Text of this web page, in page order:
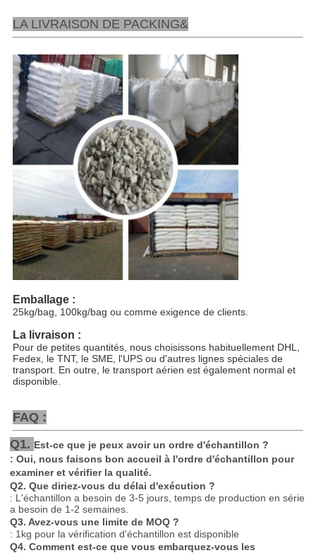
LA LIVRAISON DE PACKING&
Emballage :
25kg/bag, 100kg/bag ou comme exigence de clients.
La livraison :
Pour de petites quantités, nous choisissons habituellement DHL,
Fedex, le TNT, le SME, l'UPS ou d'autres lignes spéciales de
transport. En outre, le transport aérien est également normal et
disponible.
FAQ :
Q1. Est-ce que je peux avoir un ordre d'échantillon ?
: Oui, nous faisons bon accueil à l'ordre d'échantillon pour
examiner et vérifier la qualité.
Q2. Que diriez-vous du délai d'exécution ?
: L'échantillon a besoin de 3-5 jours, temps de production en série
a besoin de 1-2 semaines.
Q3. Avez-vous une limite de MOQ ?
: 1kg pour la vérification d'échantillon est disponible
Q4. Comment est-ce que vous embarquez-vous les